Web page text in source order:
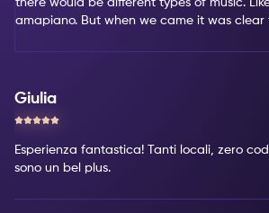
there would be different types of music.
amapiano. But when we came it was clear
Giulia
Esperienza fantastica! Tanti locali, zero
sono un bel plus.